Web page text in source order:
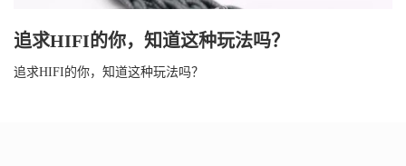
追求HIFI的你，知道这种玩法吗？
追求HIFI的你，知道这种玩法吗？